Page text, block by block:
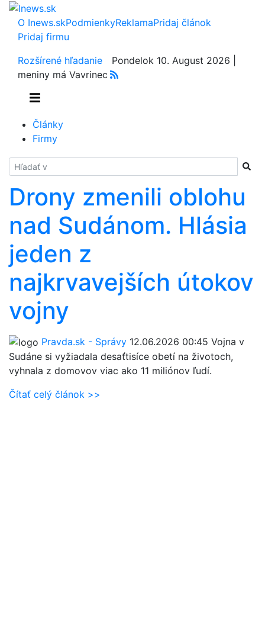
O Inews.skPodmienkyReklamaPridaj článok
Pridaj firmu
Rozšírené hľadanie
Pondelok 10. August 2026 |
meniny má Vavrinec
Články
Firmy
Hladať
Drony zmenili oblohu
nad Sudánom. Hlásia
jeden z
najkrvavejších útokov
vojny
Pravda.sk - Správy 12.06.2026 00:45 Vojna v
Sudáne si vyžiadala desaťtisíce obetí na životoch,
vyhnala z domovov viac ako 11 miliónov ľudí.
Čítať celý článok >>